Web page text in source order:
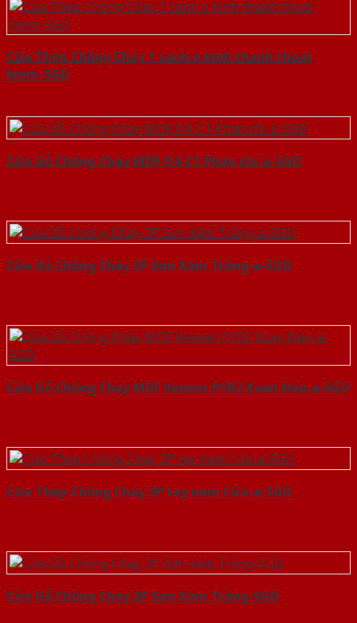
Cửa Thép Chống Cháy 1 canh o kinh thanh thoat
hiem-SGD
Cửa Gỗ Chống Cháy MDF O4-C1 Phào chi-a-SGD
Cửa Gỗ Chống Cháy 2P Sơn Xám Trắng-a-SGD
Cửa Gỗ Chống Cháy MDF Veneer P1R2 Xoan Đào-a-SGD
Cửa Thép Chống Cháy 2P tay nam Cửa-a-SGD
Cửa Gỗ Chống Cháy 2P Sơn Xám Trắng-SGD